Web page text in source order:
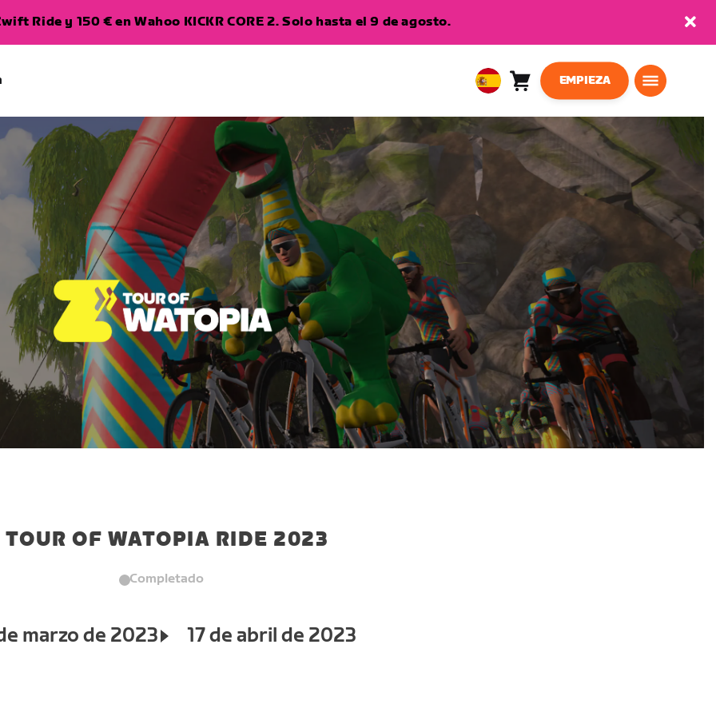
Ride y 150 € en Wahoo KICKR CORE 2. Solo hasta el 9 de agosto.
EuropeanCarro
0
EMPIEZA
TOUR OF WATOPIA RIDE 2023
Completado
marzo de 2023 17 de abril de 2023